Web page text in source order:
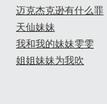
迈克杰克逊有什么罪
天仙妹妹
我和我的妹妹雯雯
姐姐妹妹为我吹